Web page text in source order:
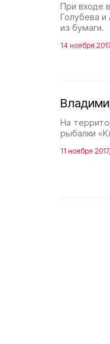
При входе
Голубева
из бумаги.
14 ноября
На
рыбалки
11 ноября